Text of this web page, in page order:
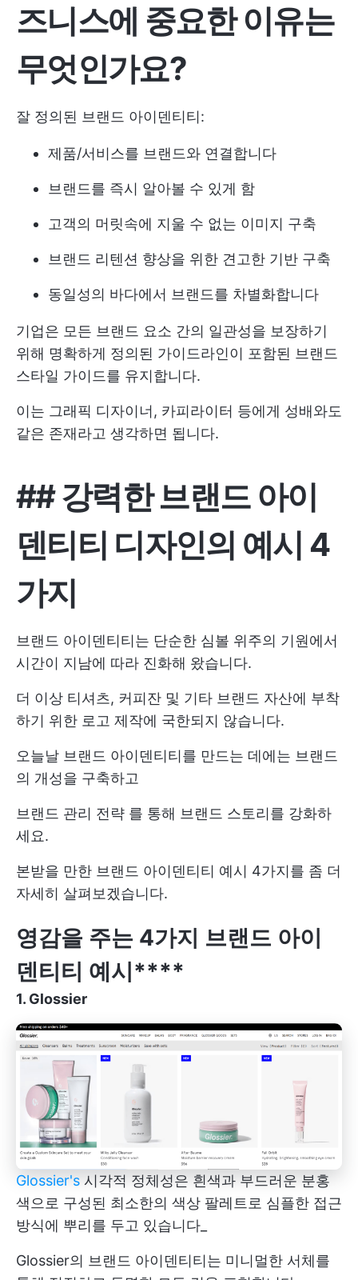
즈니스에 중요한 이유는
무엇인가요?
잘 정의된 브랜드 아이덴티티:
제품/서비스를 브랜드와 연결합니다
브랜드를 즉시 알아볼 수 있게 함
고객의 머릿속에 지울 수 없는 이미지 구축
브랜드 리텐션 향상을 위한 견고한 기반 구축
동일성의 바다에서 브랜드를 차별화합니다
기업은 모든 브랜드 요소 간의 일관성을 보장하기
위해 명확하게 정의된 가이드라인이 포함된 브랜드
스타일 가이드를 유지합니다.
이는 그래픽 디자이너, 카피라이터 등에게 성배와도
같은 존재라고 생각하면 됩니다.
##강력한 브랜드 아이
덴티티 디자인의 예시 4
가지
브랜드 아이덴티티는 단순한 심볼 위주의 기원에서
시간이 지남에 따라 진화해 왔습니다.
더 이상 티셔츠, 커피잔 및 기타 브랜드 자산에 부착
하기 위한 로고 제작에 국한되지 않습니다.
오늘날 브랜드 아이덴티티를 만드는 데에는 브랜드
의 개성을 구축하고
브랜드 관리 전략 를 통해 브랜드 스토리를 강화하
세요.
본받을 만한 브랜드 아이덴티티 예시 4가지를 좀 더
자세히 살펴보겠습니다.
영감을 주는 4가지 브랜드 아이
덴티티 예시****
1. Glossier
Glossier's 시각적 정체성은 흰색과 부드러운 분홍
색으로 구성된 최소한의 색상 팔레트로 심플한 접근
방식에 뿌리를 두고 있습니다_
Glossier의 브랜드 아이덴티티는 미니멀한 서체를